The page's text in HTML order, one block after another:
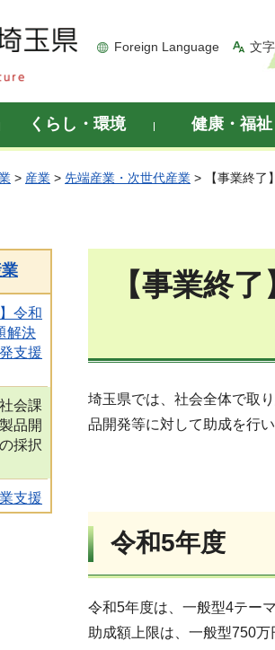
Foreign Language 文
くらし・環境 健康・福祉
> 産業 > 先端産業・次世代産業 > 【事業終了
令和
解決
支援
会課
品開
採択
支援
【事業終
埼玉県では、社会全体で取
品開発等に対して助成を行
令和5年度
令和5年度は、一般型4テー
助成額上限は、一般型750万